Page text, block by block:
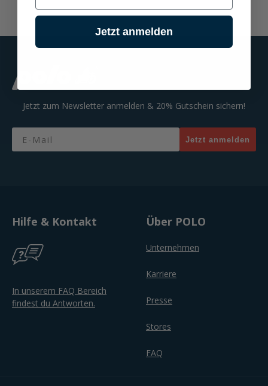
Jetzt zum Newsletter anmelden & 20% Gutschein sichern!
Email
Jetzt anmelden
Hilfe & Kontakt
In unserem FAQ Bereich
findest du Antworten.
Über POLO
Unternehmen
Karriere
Presse
Stores
FAQ
Jetzt anmelden